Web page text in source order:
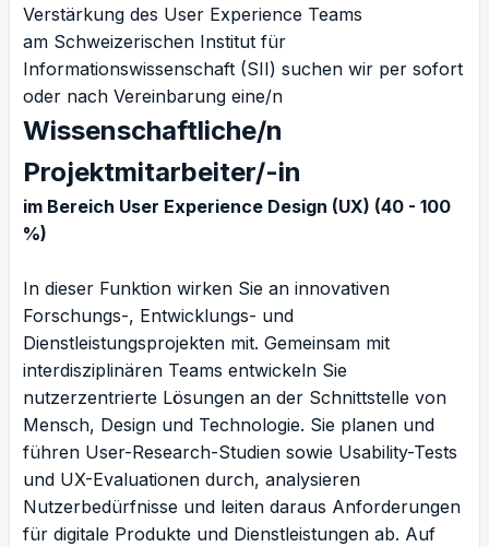
Verstärkung des User Experience Teams
am Schweizerischen Institut für
Informationswissenschaft (SII) suchen wir per sofort
oder nach Vereinbarung eine/n
Wissenschaftliche/n
Projektmitarbeiter/-in
im Bereich User Experience Design (UX) (40 - 100
%)
In dieser Funktion wirken Sie an innovativen
Forschungs-, Entwicklungs- und
Dienstleistungsprojekten mit. Gemeinsam mit
interdisziplinären Teams entwickeln Sie
nutzerzentrierte Lösungen an der Schnittstelle von
Mensch, Design und Technologie. Sie planen und
führen User-Research-Studien sowie Usability-Tests
und UX-Evaluationen durch, analysieren
Nutzerbedürfnisse und leiten daraus Anforderungen
für digitale Produkte und Dienstleistungen ab. Auf